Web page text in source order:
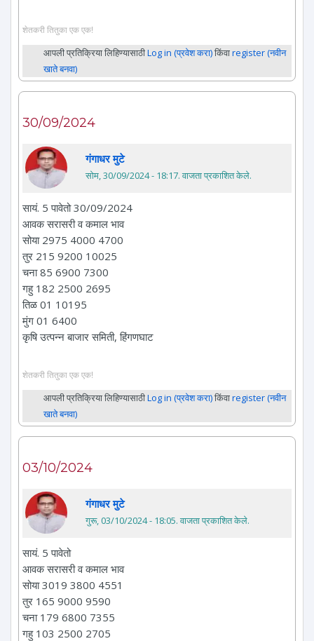
शेतकरी तितुका एक एक!
आपली प्रतिक्रिया लिहिण्यासाठीLog in (प्रवेश करा)किंवाregister (नवीन
खाते बनवा)
30/09/2024
गंगाधर मुटे
सोम, 30/09/2024 - 18:17. वाजता प्रकाशित केले.
सायं. 5 पावेतो 30/09/2024
आवक सरासरी व कमाल भाव
सोया 2975 4000 4700
तुर 215 9200 10025
चना 85 6900 7300
गहु 182 2500 2695
तिळ 01 10195
मुंग 01 6400
कृषि उत्पन्न बाजार समिती, हिंगणघाट
शेतकरी तितुका एक एक!
आपली प्रतिक्रिया लिहिण्यासाठीLog in (प्रवेश करा)किंवाregister (नवीन
खाते बनवा)
03/10/2024
गंगाधर मुटे
गुरू, 03/10/2024 - 18:05. वाजता प्रकाशित केले.
सायं. 5 पावेतो
आवक सरासरी व कमाल भाव
सोया 3019 3800 4551
तुर 165 9000 9590
चना 179 6800 7355
गहु 103 2500 2705